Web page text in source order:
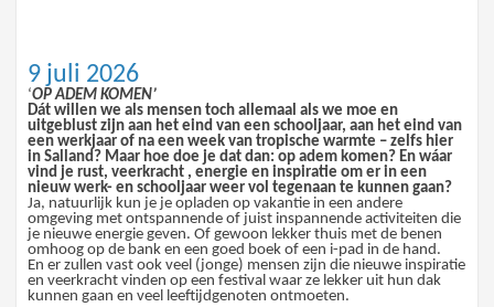
9 juli 2026
‘OP ADEM KOMEN’
Dát willen we als mensen toch allemaal als we moe en
uitgeblust zijn aan het eind van een schooljaar, aan het eind van
een werkjaar of na een week van tropische warmte – zelfs hier
in Salland? Maar hoe doe je dat dan: op adem komen? En wáar
vind je rust, veerkracht , energie en inspiratie om er in een
nieuw werk- en schooljaar weer vol tegenaan te kunnen gaan?
Ja, natuurlijk kun je je opladen op vakantie in een andere
omgeving met ontspannende of juist inspannende activiteiten die
je nieuwe energie geven. Of gewoon lekker thuis met de benen
omhoog op de bank en een goed boek of een i-pad in de hand.
En er zullen vast ook veel (jonge) mensen zijn die nieuwe inspiratie
en veerkracht vinden op een festival waar ze lekker uit hun dak
kunnen gaan en veel leeftijdgenoten ontmoeten.